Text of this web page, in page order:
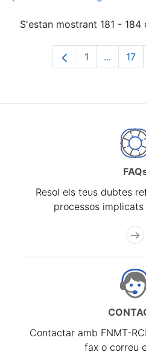
S'estan mostrant 181 - 184
Pàgina
1 ... 17
Resol els teus dubtes
processos
Contactar amb FNMT-
fax o correu